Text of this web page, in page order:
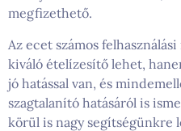
megfizethető.
Az ecet számos
kiváló ételízesítő lehet,
jó hatással van, és
szagtalanító hatásáról is
körül is nagy segítségünkre